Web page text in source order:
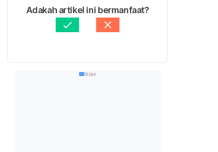
Adakah artikel ini bermanfaat?
Iklan